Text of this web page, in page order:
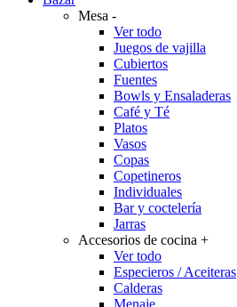
Mesa -
Ver todo
Juegos de vajilla
Cubiertos
Fuentes
Bowls y Ensaladeras
Café y Té
Platos
Vasos
Copas
Copetineros
Individuales
Bar y coctelería
Jarras
Accesorios de cocina +
Ver todo
Especieros / Aceiteras
Calderas
Menaje